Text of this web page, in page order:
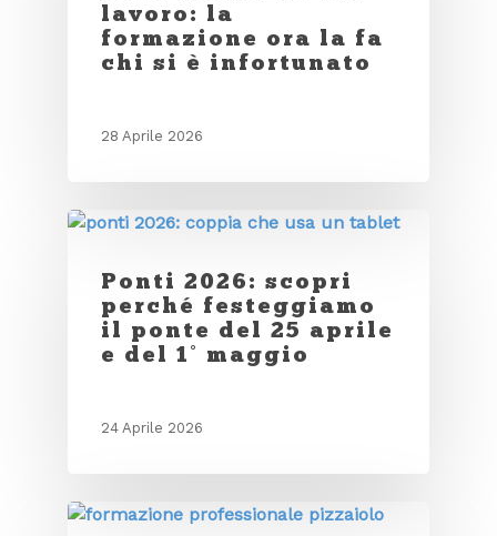
lavoro: la
formazione ora la fa
chi si è infortunato
28 Aprile 2026
Ponti 2026: scopri
perché festeggiamo
il ponte del 25 aprile
e del 1° maggio
24 Aprile 2026